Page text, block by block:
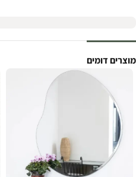
מוצרים דומים